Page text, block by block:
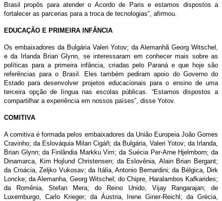
Brasil propôs para atender o Acordo de Paris e estamos dispostos a
fortalecer as parcerias para a troca de tecnologias”, afirmou.
EDUCAÇÃO E PRIMEIRA INFÂNCIA
Os embaixadores da Bulgária Valeri Yotov; da Alemanhã Georg Witschel,
e da Irlanda Brian Glynn, se interessaram em conhecer mais sobre as
políticas para a primeira infância, criadas pelo Paraná e que hoje são
referências para o Brasil. Eles também pediram apoio do Governo do
Estado para desenvolver projetos educacionais para o ensino de uma
terceira opção de língua nas escolas públicas. “Estamos dispostos a
compartilhar a experiência em nossos países”, disse Yotov.
COMITIVA
A comitiva é formada pelos embaixadores da União Europeia João Gomes
Cravinho; da Eslováquia Milan Cigáñ; da Bulgária, Valeri Yotov; da Irlanda,
Brian Glynn; da Finlândia Markku Virri; da Suécia Per-Arne Hjelmborn; da
Dinamarca, Kim Hojlund Christensen; da Eslovênia, Alain Brian Bergant;
da Croácia, Zeljko Vukosav; da Itália, Antonio Bernardini; da Bélgica, Dirk
Loncke; da Alemanha, Georg Witschel; do Chipre, Haralambos Kafkarides;
da Romênia, Stefan Mera; do Reino Unido, Vijay Rangarajan; de
Luxemburgo, Carlo Krieger; da Áustria, Irene Giner-Reichl; da Grécia,